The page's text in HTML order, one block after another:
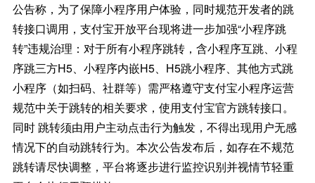
公告称，为了保障小程序用户体验，同时规范开发者的跳
转接口调用，支付宝开放平台现将进一步加强“小程序跳
转”违规治理：对于所有小程序跳转，含小程序互跳、小程
序跳三方H5、小程序内嵌H5、H5跳小程序、其他方式跳
小程序（如扫码、社群等）需严格遵守支付宝小程序运营
规范中关于跳转的相关要求，使用支付宝官方跳转接口。
同时 跳转须由用户主动点击行为触发，不得出现用户无感
情况下的自动跳转行为。本次公告发布后，如存在不规范
跳转请尽快调整，平台将逐步进行监控识别并视情节轻重